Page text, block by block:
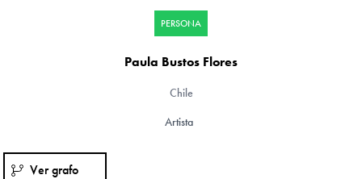
PERSONA
Paula Bustos Flores
Chile
Artista
Ver grafo